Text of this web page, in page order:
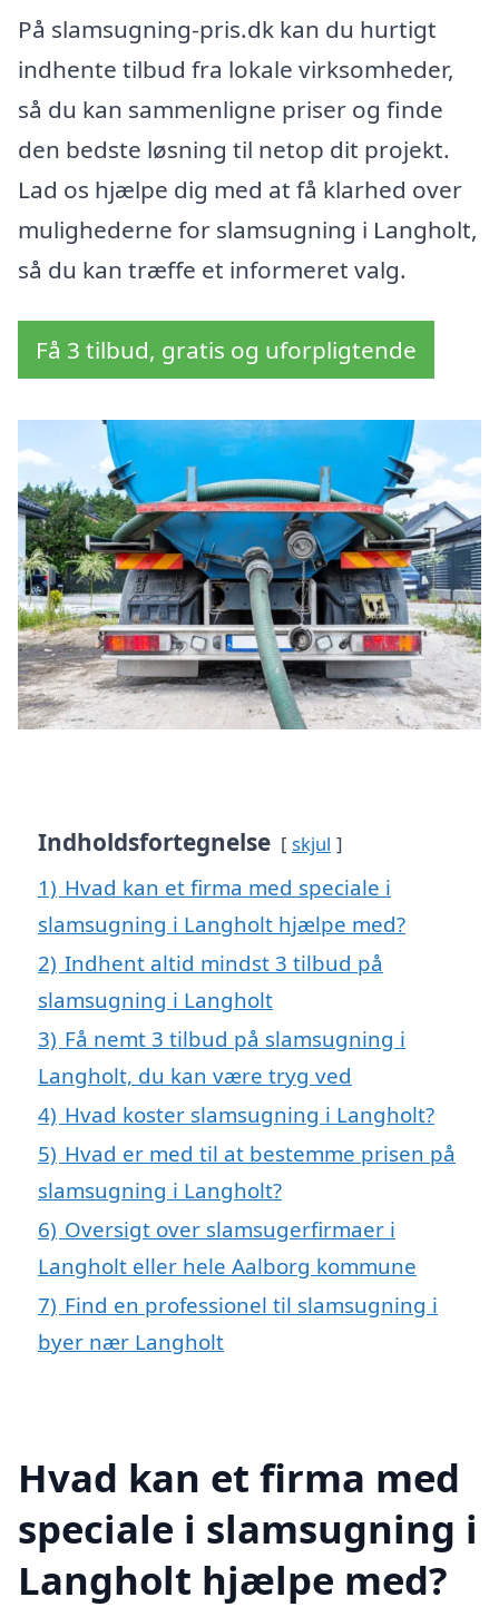
På slamsugning-pris.dk kan du hurtigt
indhente tilbud fra lokale virksomheder,
så du kan sammenligne priser og finde
den bedste løsning til netop dit projekt.
Lad os hjælpe dig med at få klarhed over
mulighederne for slamsugning i Langholt,
så du kan træffe et informeret valg.
Få 3 tilbud, gratis og uforpligtende
Indholdsfortegnelse skjul
1) Hvad kan et firma med speciale i
slamsugning i Langholt hjælpe med?
2) Indhent altid mindst 3 tilbud på
slamsugning i Langholt
3) Få nemt 3 tilbud på slamsugning i
Langholt, du kan være tryg ved
4) Hvad koster slamsugning i Langholt?
5) Hvad er med til at bestemme prisen på
slamsugning i Langholt?
6) Oversigt over slamsugerfirmaer i
Langholt eller hele Aalborg kommune
7) Find en professionel til slamsugning i
byer nær Langholt
Hvad kan et firma med
speciale i slamsugning i
Langholt hjælpe med?